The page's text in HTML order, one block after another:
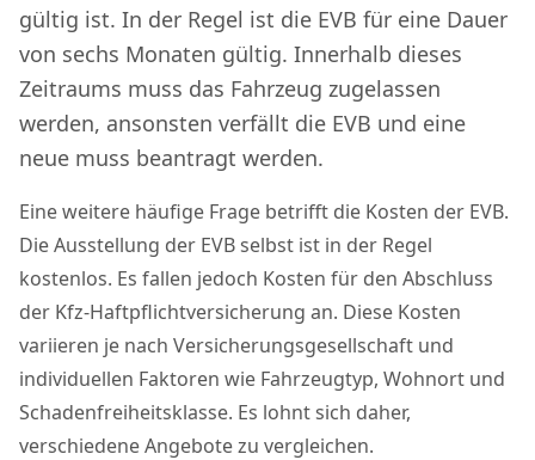
gültig ist. In der Regel ist die EVB für eine Dauer
von sechs Monaten gültig. Innerhalb dieses
Zeitraums muss das Fahrzeug zugelassen
werden, ansonsten verfällt die EVB und eine
neue muss beantragt werden.
Eine weitere häufige Frage betrifft die Kosten der EVB.
Die Ausstellung der EVB selbst ist in der Regel
kostenlos. Es fallen jedoch Kosten für den Abschluss
der Kfz-Haftpflichtversicherung an. Diese Kosten
variieren je nach Versicherungsgesellschaft und
individuellen Faktoren wie Fahrzeugtyp, Wohnort und
Schadenfreiheitsklasse. Es lohnt sich daher,
verschiedene Angebote zu vergleichen.